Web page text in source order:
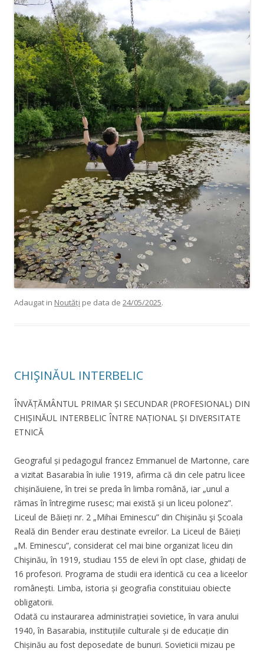
Adaugat in Noutăți pe data de 24/05/2025.
CHIŞINĂUL INTERBELIC
ÎNVĂȚĂMÂNTUL PRIMAR ȘI SECUNDAR (PROFESIONAL) DIN
CHIȘINĂUL INTERBELIC ÎNTRE NAȚIONAL ȘI DIVERSITATE
ETNICĂ
Geograful și pedagogul francez Emmanuel de Martonne, care
a vizitat Basarabia în iulie 1919, afirma că din cele patru licee
chișinăuiene, în trei se preda în limba română, iar „unul a
rămas în întregime rusesc; mai există și un liceu polonez”.
Liceul de Băieți nr. 2 „Mihai Eminescu” din Chişinău şi Școala
Reală din Bender erau destinate evreilor. La Liceul de Băieți
„M. Eminescu”, considerat cel mai bine organizat liceu din
Chişinău, în 1919, studiau 155 de elevi în opt clase, ghidați de
16 profesori. Programa de studii era identică cu cea a liceelor
românești. Limba, istoria și geografia constituiau obiecte
obligatorii.
Odată cu instaurarea administrației sovietice, în vara anului
1940, în Basarabia, instituțiile culturale și de educație din
Chișinău au fost deposedate de bunuri. Sovieticii mizau pe